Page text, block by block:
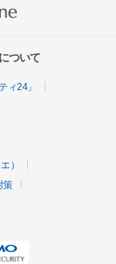
ついて
ィ24」
）
策